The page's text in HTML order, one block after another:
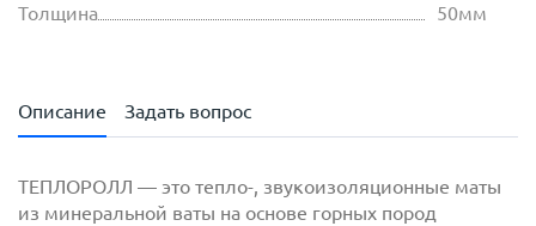
Толщина
50мм
Описание Задать вопрос
ТЕПЛОРОЛЛ — это тепло-, звукоизоляционные маты
из минеральной ваты на основе горных пород